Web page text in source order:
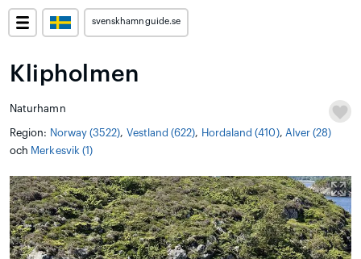
svenskhamnguide.se
Klipholmen
Naturhamn
Region: Norway (3522), Vestland (622), Hordaland (410), Alver (28)
och Merkesvik (1)